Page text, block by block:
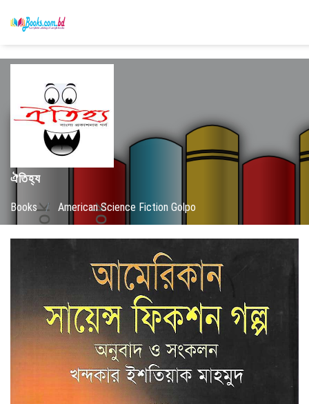
ঐতিহ্য
Books / American Science Fiction Golpo